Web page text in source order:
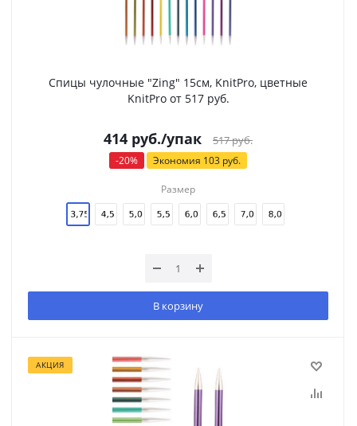
Спицы чулочные "Zing" 15см, KnitPro, цветные
KnitPro от 517 руб.
414 руб./упак 517руб.
-20% Экономия 103 руб.
Размер
В корзину
АКЦИЯ